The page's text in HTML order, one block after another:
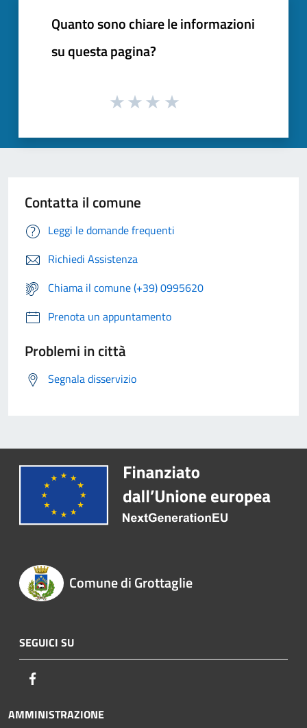
Quanto sono chiare le informazioni
su questa pagina?
Contatta il comune
Leggi le domande frequenti
Richiedi Assistenza
Chiama il comune (+39) 0995620
Prenota un appuntamento
Problemi in città
Segnala disservizio
Comune di Grottaglie
SEGUICI SU
AMMINISTRAZIONE